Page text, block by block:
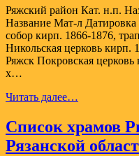
А.Бокарева
Ряжский район Кат. н.п.
Название Мат-л Датировка
собор кирп. 1866-1876,
Никольская церковь кирп.
Ряжск Покровская
х…
Читать далее…
района
Рязанской
Список храмов
Рязанской